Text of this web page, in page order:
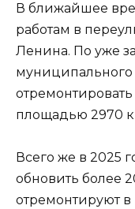
В ближайшее
работам в
Ленина. По уже
муниципального
площадью 2970
Всего же в 2025
обновить более
отремонтируют в